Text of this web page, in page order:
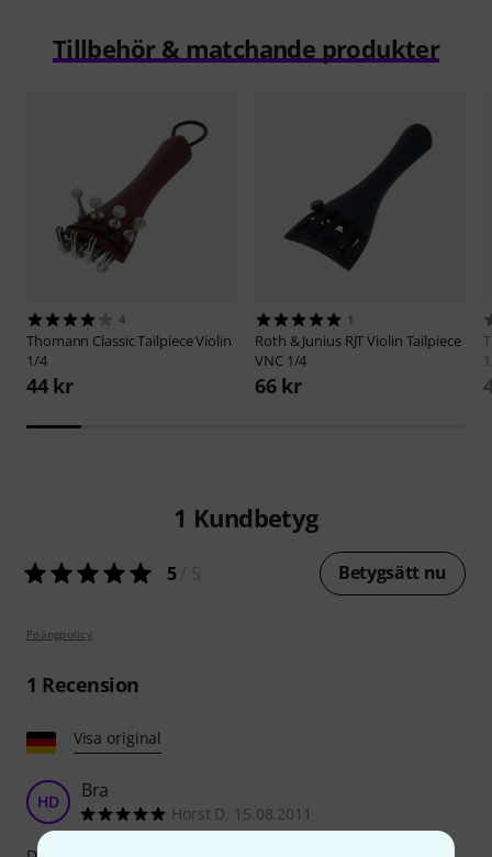
Tillbehör & matchande produkter
4
Thomann Classic Tailpiece Violin
1/4
44 kr
1
Roth & Junius RJT Violin Tailpiece
VNC 1/4
66 kr
1 Kundbetyg
5/ 5 Betygsätt nu
Poängpolicy
1 Recension
Visa original
HD Bra
Horst D. 15.08.2011